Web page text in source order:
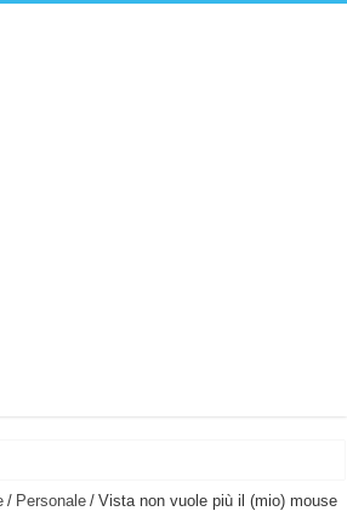
tagliaerba lo appoggi e fa tutto lui! (Senza
/ Personale / Vista non vuole più il (mio) mouse